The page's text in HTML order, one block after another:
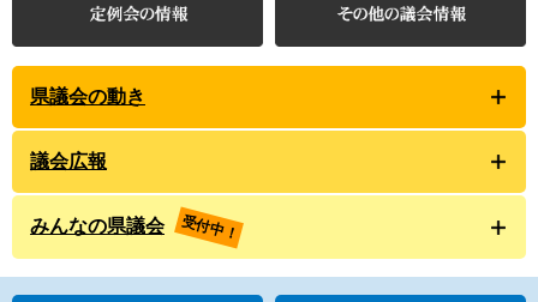
県議会の動き
議会広報
みんなの県議会 受付中！